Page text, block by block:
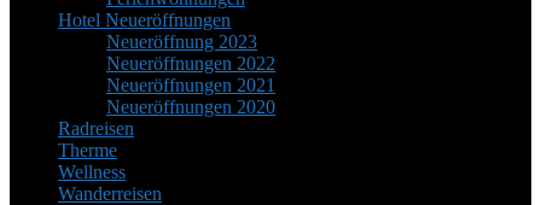
Hotel Neueröffnungen
Neueröffnung 2023
Neueröffnungen 2022
Neueröffnungen 2021
Neueröffnungen 2020
Radreisen
Therme
Wellness
Wanderreisen